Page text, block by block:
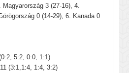
3 (27-16), 4.
0 (14-29), 6. Kanada 0
5:2, 0:0, 1:1)
(3:1,1:4, 1:4, 3:2)